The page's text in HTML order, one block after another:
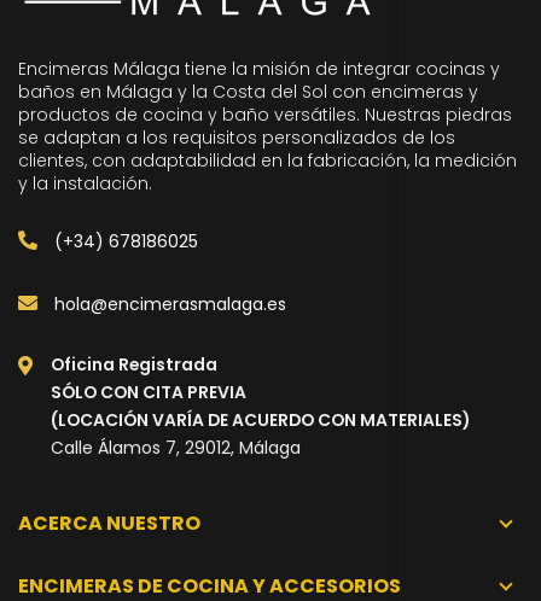
Encimeras Málaga tiene la misión de integrar cocinas y
baños en Málaga y la Costa del Sol con encimeras y
productos de cocina y baño versátiles. Nuestras piedras
se adaptan a los requisitos personalizados de los
clientes, con adaptabilidad en la fabricación, la medición
y la instalación.
(+34) 678186025
hola@encimerasmalaga.es
Oficina Registrada
SÓLO CON CITA PREVIA
(LOCACIÓN VARÍA DE ACUERDO CON MATERIALES)
Calle Álamos 7, 29012, Málaga
ACERCA NUESTRO
ENCIMERAS DE COCINA Y ACCESORIOS